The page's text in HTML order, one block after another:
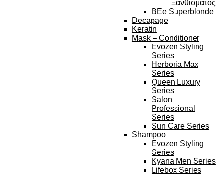
Ξανθίσματος
BEe Superblonde
Decapage
Keratin
Mask – Conditioner
Evozen Styling
Series
Herboria Max
Series
Queen Luxury
Series
Salon
Professional
Series
Sun Care Series
Shampoo
Evozen Styling
Series
Kyana Men Series
Lifebox Series